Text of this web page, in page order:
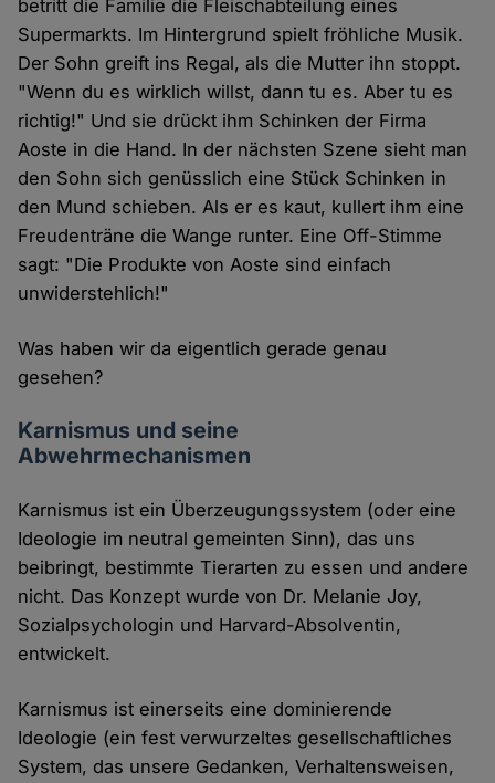
betritt die Familie die Fleischabteilung eines
Supermarkts. Im Hintergrund spielt fröhliche Musik.
Der Sohn greift ins Regal, als die Mutter ihn stoppt.
"Wenn du es wirklich willst, dann tu es. Aber tu es
richtig!" Und sie drückt ihm Schinken der Firma
Aoste in die Hand. In der nächsten Szene sieht man
den Sohn sich genüsslich eine Stück Schinken in
den Mund schieben. Als er es kaut, kullert ihm eine
Freudenträne die Wange runter. Eine Off-Stimme
sagt: "Die Produkte von Aoste sind einfach
unwiderstehlich!"
Was haben wir da eigentlich gerade genau
gesehen?
Karnismus und seine
Abwehrmechanismen
Karnismus ist ein Überzeugungssystem (oder eine
Ideologie im neutral gemeinten Sinn), das uns
beibringt, bestimmte Tierarten zu essen und andere
nicht. Das Konzept wurde von Dr. Melanie Joy,
Sozialpsychologin und Harvard-Absolventin,
entwickelt.
Karnismus ist einerseits eine dominierende
Ideologie (ein fest verwurzeltes gesellschaftliches
System, das unsere Gedanken, Verhaltensweisen,